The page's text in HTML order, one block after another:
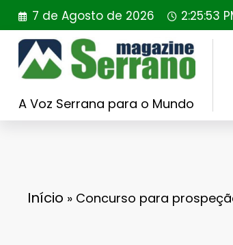
Saltar
para
conteúdo
7 de Agosto de 2026 2:25:54
A Voz Serrana para o Mundo
Início » Concurso para